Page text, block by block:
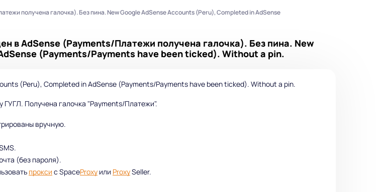
получена галочка). Без пина. New Google AdSense Accounts (Peru), Completed in AdSense
в AdSense (Payments/Платежи получена галочка). Без пина. New
(Payments/Payments have been ticked). Without a pin.
(Peru), Completed in AdSense (Payments/Payments have been ticked). Without a pin.
ГУГЛ. Получена галочка "Payments/Платежи".
вручную.
(без пароля).
прокси с SpaceProxy или ProxySeller.